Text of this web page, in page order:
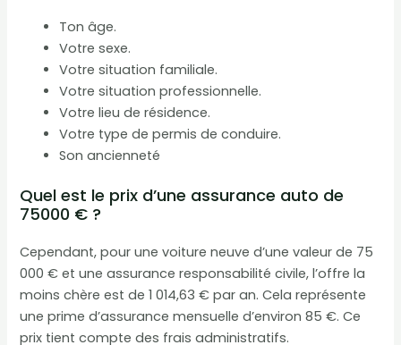
Ton âge.
Votre sexe.
Votre situation familiale.
Votre situation professionnelle.
Votre lieu de résidence.
Votre type de permis de conduire.
Son ancienneté
Quel est le prix d’une assurance auto de
75000 € ?
Cependant, pour une voiture neuve d’une valeur de 75
000 € et une assurance responsabilité civile, l’offre la
moins chère est de 1 014,63 € par an. Cela représente
une prime d’assurance mensuelle d’environ 85 €. Ce
prix tient compte des frais administratifs.